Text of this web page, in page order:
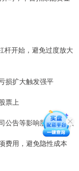
杆开始，避免过度放大
损扩大触发强平
票上
公告等影响股价的因素
费用，避免隐性成本